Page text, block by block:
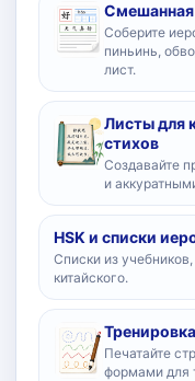
Смешанная
Соберите
пиньинь,
лист.
Листы для
стихов
Создавайте
и
HSK и списки
Списки из
китайского.
Печатайте
формами для